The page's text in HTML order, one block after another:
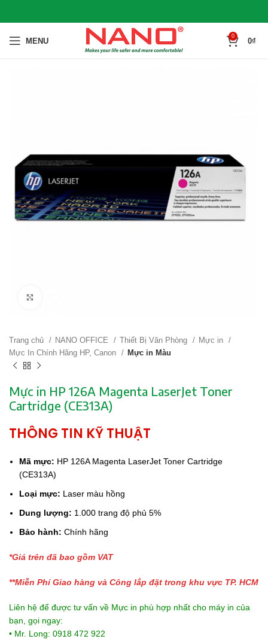
MENU
0
0₫
Trang chủ NANO OFFICE Thiết Bị Văn Phòng
Mực in
Mực In Chính Hãng HP, Canon
Mực in Màu
Mực in HP 126A Magenta LaserJet Toner
Cartridge (CE313A)
THÔNG TIN KỸ THUẬT
Mã mực: HP 126A Magenta LaserJet Toner Cartridge
(CE313A)
Loại mực: Laser màu hồng
Dung lượng: 1.000 trang độ phủ 5%
Bảo hành: Chính hãng
*Giá trên đã bao gồm VAT
**Miễn Phí Giao hàng và Công lắp đặt trong khu vực TP. HCM
Liên hệ để được tư vấn về Mực in phù hợp nhất cho máy in của
bạn, gọi ngay:
• Mr. Long: 0918 472 922